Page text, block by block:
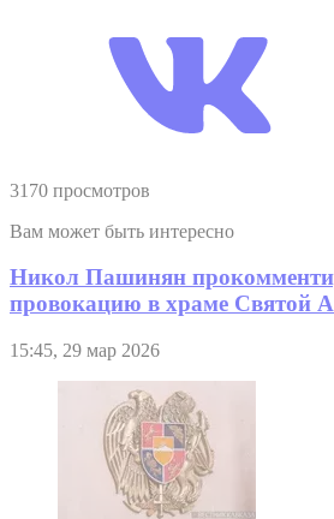
3170 просмотров
Вам может быть интересно
Никол Пашинян
провокацию в храме Святой
15:45, 29 мар 2026